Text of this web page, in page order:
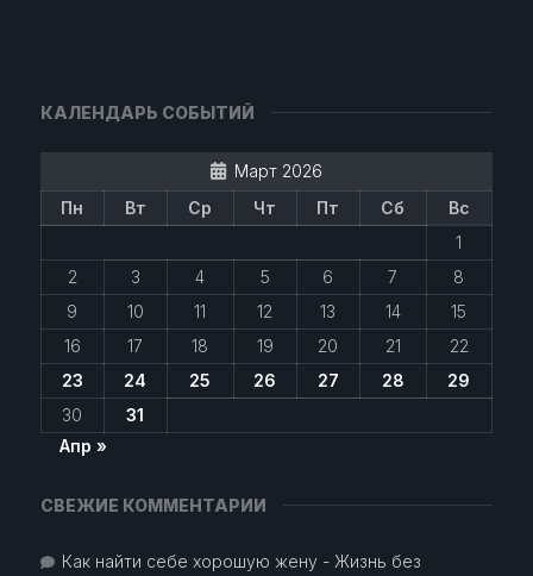
КАЛЕНДАРЬ СОБЫТИЙ
Март 2026
Пн
Вт Ср Чт Пт Сб
Вс
1
2
3 4 5 6 7
8
9
10 11 12 13 14
15
16
17 18 19 20 21
22
23
24 25 26 27 28
29
30
31
Апр »
СВЕЖИЕ КОММЕНТАРИИ
Как найти себе хорошую жену - Жизнь без